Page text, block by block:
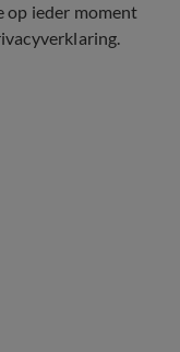
op ieder moment
.